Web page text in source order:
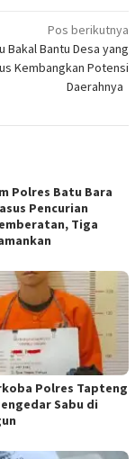
Pos berikutnya
Bakal Bantu Desa yang
Kembangkan Potensi
Daerahnya
Polres Batu Bara
Pencurian
Tiga
Polres Tapteng
Sabu di